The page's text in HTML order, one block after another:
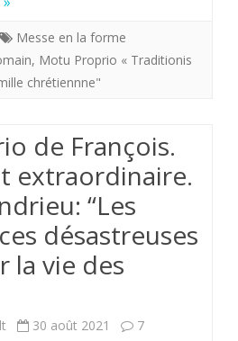
Messe en la forme
, Motu Proprio « Traditionis
chrétiennne"
de François.
extraordinaire.
“Les
désastreuses
la vie des
30 août 2021
7